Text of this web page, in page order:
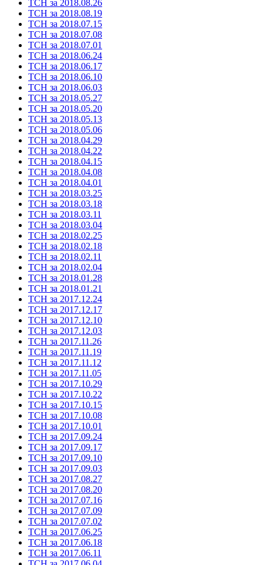
ТСН за 2018.08.26
ТСН за 2018.08.19
ТСН за 2018.07.15
ТСН за 2018.07.08
ТСН за 2018.07.01
ТСН за 2018.06.24
ТСН за 2018.06.17
ТСН за 2018.06.10
ТСН за 2018.06.03
ТСН за 2018.05.27
ТСН за 2018.05.20
ТСН за 2018.05.13
ТСН за 2018.05.06
ТСН за 2018.04.29
ТСН за 2018.04.22
ТСН за 2018.04.15
ТСН за 2018.04.08
ТСН за 2018.04.01
ТСН за 2018.03.25
ТСН за 2018.03.18
ТСН за 2018.03.11
ТСН за 2018.03.04
ТСН за 2018.02.25
ТСН за 2018.02.18
ТСН за 2018.02.11
ТСН за 2018.02.04
ТСН за 2018.01.28
ТСН за 2018.01.21
ТСН за 2017.12.24
ТСН за 2017.12.17
ТСН за 2017.12.10
ТСН за 2017.12.03
ТСН за 2017.11.26
ТСН за 2017.11.19
ТСН за 2017.11.12
ТСН за 2017.11.05
ТСН за 2017.10.29
ТСН за 2017.10.22
ТСН за 2017.10.15
ТСН за 2017.10.08
ТСН за 2017.10.01
ТСН за 2017.09.24
ТСН за 2017.09.17
ТСН за 2017.09.10
ТСН за 2017.09.03
ТСН за 2017.08.27
ТСН за 2017.08.20
ТСН за 2017.07.16
ТСН за 2017.07.09
ТСН за 2017.07.02
ТСН за 2017.06.25
ТСН за 2017.06.18
ТСН за 2017.06.11